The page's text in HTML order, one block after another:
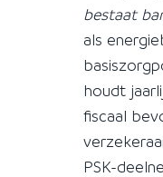
bestaat
als
houdt
fiscaal
PSK-